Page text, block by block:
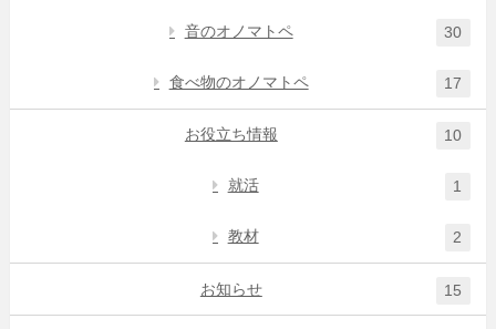
音のオノマトペ 30
食べ物のオノマトペ 17
お役立ち情報 10
就活 1
教材 2
お知らせ 15